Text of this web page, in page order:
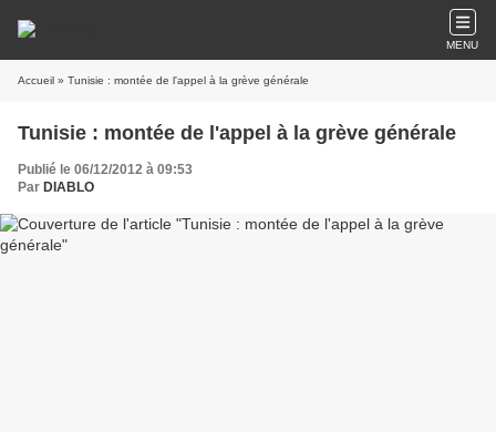
MENU
Accueil » Tunisie : montée de l'appel à la grève générale
Tunisie : montée de l'appel à la grève générale
Publié le 06/12/2012 à 09:53
Par DIABLO